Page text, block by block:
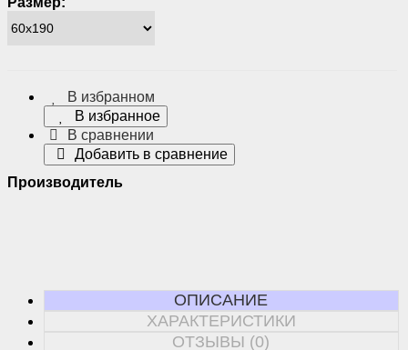
В избранном
В избранное
В сравнении
Добавить в сравнение
Производитель
ОПИСАНИЕ
ХАРАКТЕРИСТИКИ
ОТЗЫВЫ (0)